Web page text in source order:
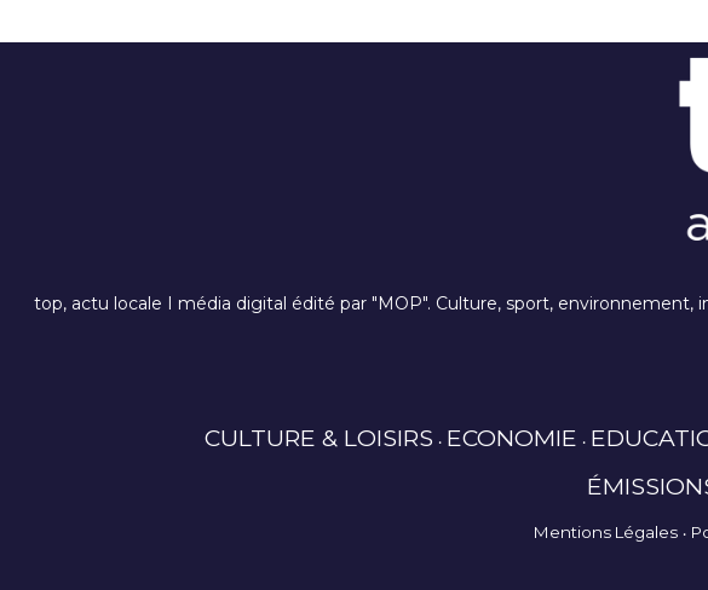
top, actu locale I média digital édité par "MOP". Culture, sport, environnement,
CULTURE & LOISIRS ECONOMIE
Mentions Légales